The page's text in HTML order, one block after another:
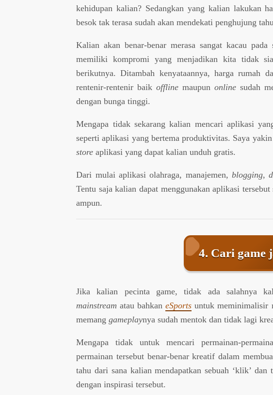
kehidupan kalian? Sedangkan yang kalian lakukan
besok tak terasa sudah akan mendekati penghujung
Kalian akan benar-benar merasa sangat kacau
memiliki kompromi yang menjadikan kita tidak
berikutnya. Ditambah kenyataannya, harga rumah
rentenir-rentenir baikoffline maupunonline sudah
dengan bunga tinggi.
Mengapa tidak sekarang kalian mencari aplikasi
seperti aplikasi yang bertema produktivitas. Saya
store aplikasi yang dapat kalian unduh gratis.
Dari mulai aplikasi olahraga, manajemen, blogging,
Tentu saja kalian dapat menggunakan aplikasi
ampun.
4. Cari game
Jika kalian pecinta game, tidak ada salahnya
mainstreamatau bahkaneSports untuk meminimalisir
memanggameplaynya sudah mentok dan tidak lagi
Mengapa tidak untuk mencari permainan-
permainan tersebut benar-benar kreatif dalam
tahu dari sana kalian mendapatkan sebuah ‘klik’
dengan inspirasi tersebut.